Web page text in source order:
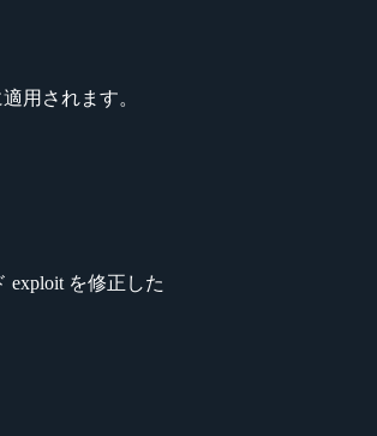
用されます。
exploit を修正した